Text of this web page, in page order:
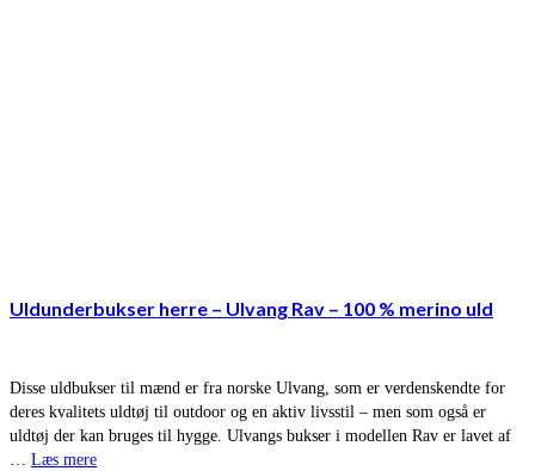
Uldunderbukser herre – Ulvang Rav – 100 % merino uld
Disse uldbukser til mænd er fra norske Ulvang, som er verdenskendte for
deres kvalitets uldtøj til outdoor og en aktiv livsstil – men som også er
uldtøj der kan bruges til hygge. Ulvangs bukser i modellen Rav er lavet af
Læs mere